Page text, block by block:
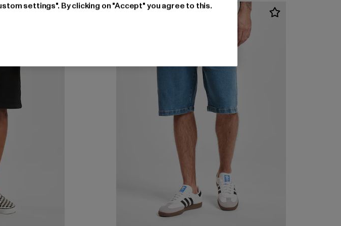
-45%
settings". By clicking on "Accept" you agree to this.